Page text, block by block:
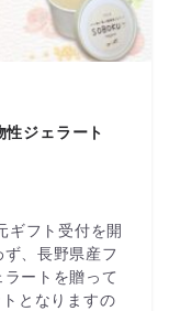
性ジェラート
ギフト受付を開
、長野県産フ
ートを贈って
となりますの